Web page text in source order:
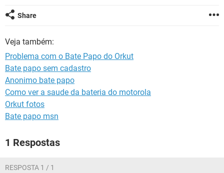
GUIA DE COMPRAS
INSTAGRAM
GUIA DE COMPRAS
Share
Veja também:
Problema com o Bate Papo do Orkut
Bate papo sem cadastro
Anonimo bate papo
Como ver a saude da bateria do motorola
Orkut fotos
Bate papo msn
1 Respostas
RESPOSTA 1 / 1